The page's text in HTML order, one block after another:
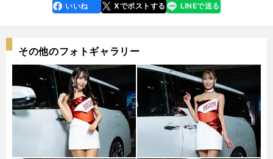
faceboo
k
いいね Xでポストする
line LINEで送る
その他のフォトギャラリー